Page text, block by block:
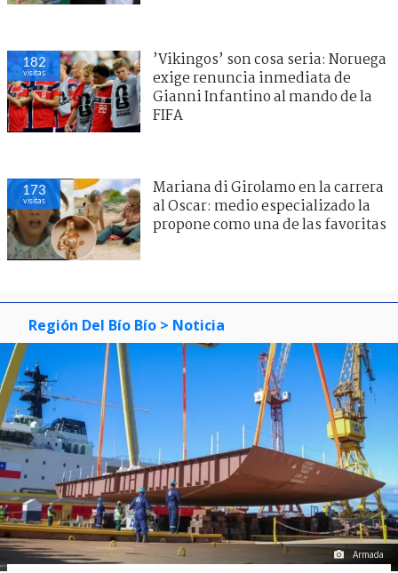
182
visitas
’Vikingos’ son cosa seria: Noruega
exige renuncia inmediata de
Gianni Infantino al mando de la
FIFA
173
visitas
Mariana di Girolamo en la carrera
al Oscar: medio especializado la
propone como una de las favoritas
Región Del Bío Bío > Noticia
Armada